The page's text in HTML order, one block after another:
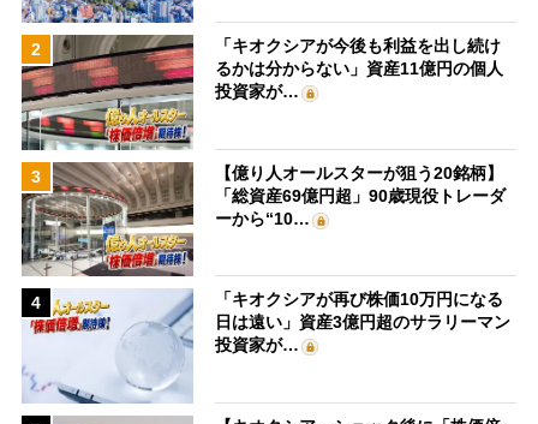
2
「キオクシアが今後も利益を出し続け
るかは分からない」資産11億円の個人
投資家が…
3
【億り人オールスターが狙う20銘柄】
「総資産69億円超」90歳現役トレーダ
ーから“10…
4
「キオクシアが再び株価10万円になる
日は遠い」資産3億円超のサラリーマン
投資家が…